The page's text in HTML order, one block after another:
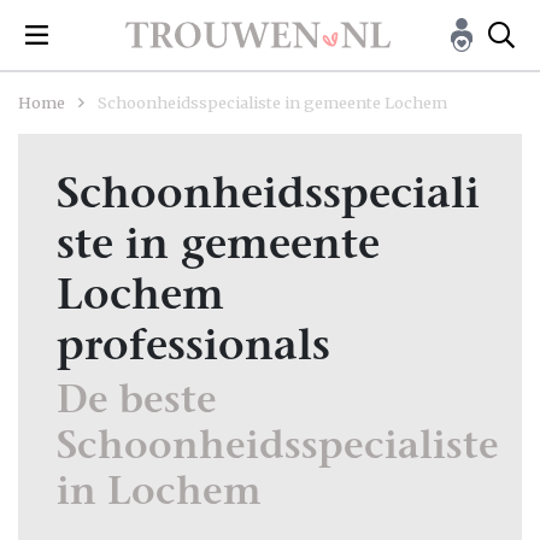
Home Schoonheidsspecialiste in gemeente Lochem
Schoonheidsspeciali
ste in gemeente
Lochem
professionals
De beste
Schoonheidsspecialiste
in Lochem